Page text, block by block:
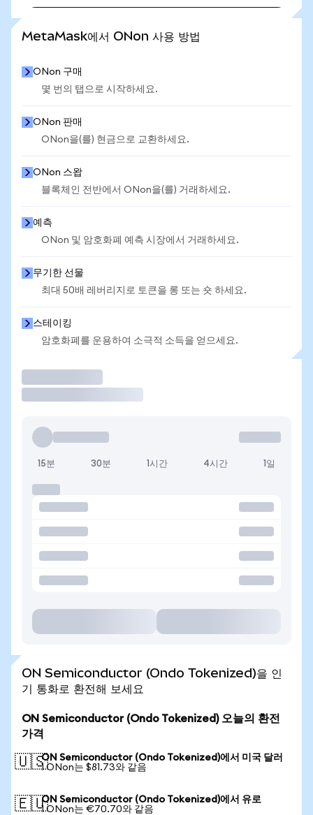
MetaMask에서 ONon 사용 방법
ONon 구매
몇 번의 탭으로 시작하세요.
ONon 판매
ONon을(를) 현금으로 교환하세요.
ONon 스왑
블록체인 전반에서 ONon을(를) 거래하세요.
예측
ONon 및 암호화폐 예측 시장에서 거래하세요.
무기한 선물
최대 50배 레버리지로 토큰을 롱 또는 숏 하세요.
스테이킹
암호화폐를 운용하여 소극적 소득을 얻으세요.
15분 30분 1시간 4시간 1일
ON Semiconductor (Ondo Tokenized)을 인
기 통화로 환전해 보세요
ON Semiconductor (Ondo Tokenized) 오늘의 환전
가격
🇺🇸ON Semiconductor (Ondo Tokenized)에서 미국 달러
1 ONon는 $81.73와 같음
🇪🇺ON Semiconductor (Ondo Tokenized)에서 유로
1 ONon는 €70.70와 같음